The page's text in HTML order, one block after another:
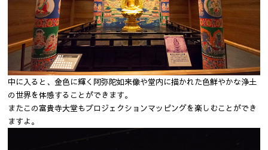
中に入ると、金色に輝く阿弥陀如来像や堂内に描かれた色鮮やかな浄土
の世界を体感することができます。
またこの富貴寺大堂もプロジェクションマッピングを楽しむことができ
ますよ。